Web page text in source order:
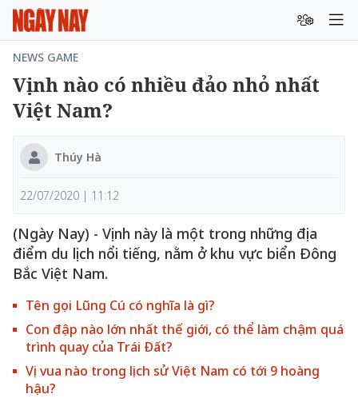
NEWS GAME
Vịnh nào có nhiều đảo nhỏ nhất
Việt Nam?
Thúy Hà
22/07/2020 | 11:12
(Ngày Nay) - Vịnh này là một trong những địa
điểm du lịch nổi tiếng, nằm ở khu vực biển Đông
Bắc Việt Nam.
Tên gọi Lũng Cú có nghĩa là gì?
Con đập nào lớn nhất thế giới, có thể làm chậm quá
trình quay của Trái Đất?
Vị vua nào trong lịch sử Việt Nam có tới 9 hoàng
hậu?